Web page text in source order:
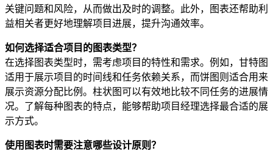
关键问题和风险，从而做出及时的调整。此外，图表还帮助利
益相关者更好地理解项目进展，提升沟通效率。
如何选择适合项目的图表类型？
在选择图表类型时，需考虑项目的特性和需求。例如，甘特图
适用于展示项目的时间线和任务依赖关系，而饼图则适合用来
展示资源分配比例。柱状图可以有效地比较不同任务的进展情
况。了解每种图表的特点，能够帮助项目经理选择最合适的展
示方式。
使用图表时需要注意哪些设计原则？